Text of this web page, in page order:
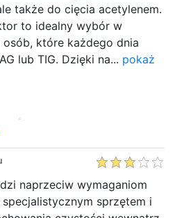
także do cięcia acetylenem.
to idealny wybór w
które każdego dnia
lub TIG. Dzięki na... pokaż
naprzeciw wymaganiom
sprzętem i